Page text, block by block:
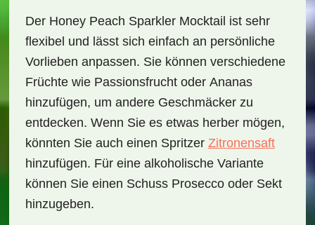
Der Honey Peach Sparkler Mocktail ist sehr
flexibel und lässt sich einfach an persönliche
Vorlieben anpassen. Sie können verschiedene
Früchte wie Passionsfruchtoder Ananas
hinzufügen, um andere Geschmäcker zu
entdecken. Wenn Sie es etwas herber mögen,
könnten Sie auch einen Spritzer Zitronensaft
hinzufügen. Für eine alkoholische Variante
können Sie einen Schuss Prosecco oder Sekt
hinzugeben.